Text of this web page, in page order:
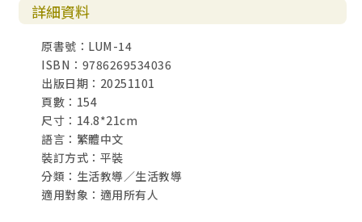
詳細資料
原書號：LUM-14
ISBN：9786269534036
出版日期：20251101
頁數：154
尺寸：14.8*21cm
語言：繁體中文
裝訂方式：平裝
分類：生活教導／生活教導
適用對象：適用所有人